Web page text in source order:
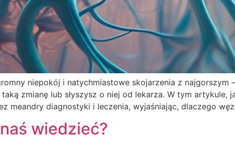
niepokój i natychmiastowe skojarzenia z najgorszym
zmianę lub słyszysz o niej od lekarza. W tym
meandry diagnostyki i leczenia, wyjaśniając, dlaczego
wiedzieć?